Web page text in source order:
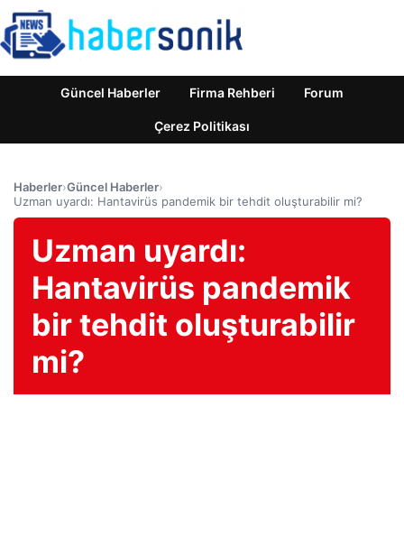
Güncel Haberler Firma Rehberi Forum
Çerez Politikası
Haberler›Güncel Haberler›
Uzman uyardı: Hantavirüs pandemik bir tehdit oluşturabilir mi?
Uzman uyardı:
Hantavirüs pandemik
bir tehdit oluşturabilir
mi?